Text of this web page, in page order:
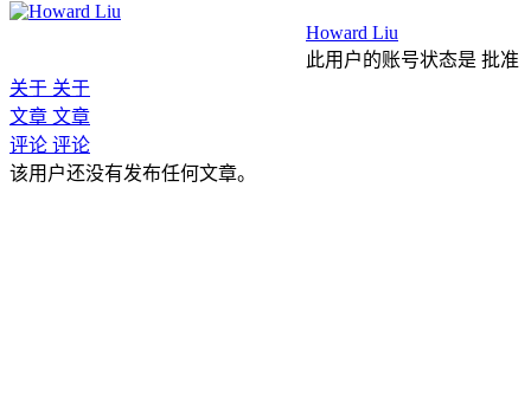
Howard Liu
此用户的账号状态是 批准
关于 关于
文章 文章
评论 评论
该用户还没有发布任何文章。